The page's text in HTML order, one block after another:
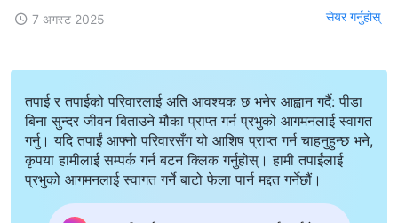
7 अगस्ट 2025 सेयर गर्नुहोस्
तपाई र तपाईको परिवारलाई अति आवश्यक छ भनेर आह्वान गर्दै: पीडा
बिना सुन्दर जीवन बिताउने मौका प्राप्त गर्न प्रभुको आगमनलाई स्वागत
गर्नु। यदि तपाईं आफ्नो परिवारसँग यो आशिष प्राप्त गर्न चाहनुहुन्छ भने,
कृपया हामीलाई सम्पर्क गर्न बटन क्लिक गर्नुहोस्। हामी तपाईंलाई
प्रभुको आगमनलाई स्वागत गर्ने बाटो फेला पार्न मद्दत गर्नेछौं।